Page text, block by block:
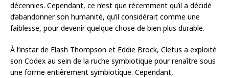
décennies. Cependant, ce n’est que récemment qu’il a décidé
d’abandonner son humanité, qu’il considérait comme une
faiblesse, pour devenir quelque chose de bien plus durable.
À l’instar de Flash Thompson et Eddie Brock, Cletus a exploité
son Codex au sein de la ruche symbiotique pour renaître sous
une forme entièrement symbiotique. Cependant,